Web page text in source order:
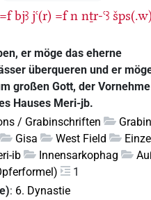
=f bjꜣ jꜥ(r) =f n nṯr-ꜥꜣ
er möge das eherne
überqueren und er
großen Gott, der
Hauses Meri-jb.
/ Grabinschriften
Gisa West Field
ib
Innensarkophag
1
: 6. Dynastie